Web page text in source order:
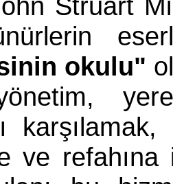
okulu"
ve